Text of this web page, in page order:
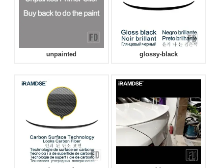
unpainted glossy-black